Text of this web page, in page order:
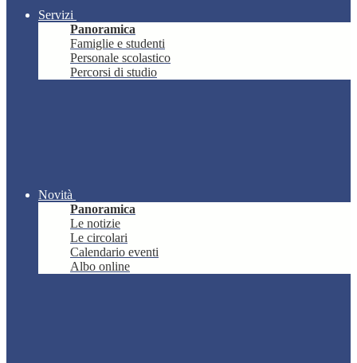
Servizi
Panoramica
Famiglie e studenti
Personale scolastico
Percorsi di studio
Novità
Panoramica
Le notizie
Le circolari
Calendario eventi
Albo online